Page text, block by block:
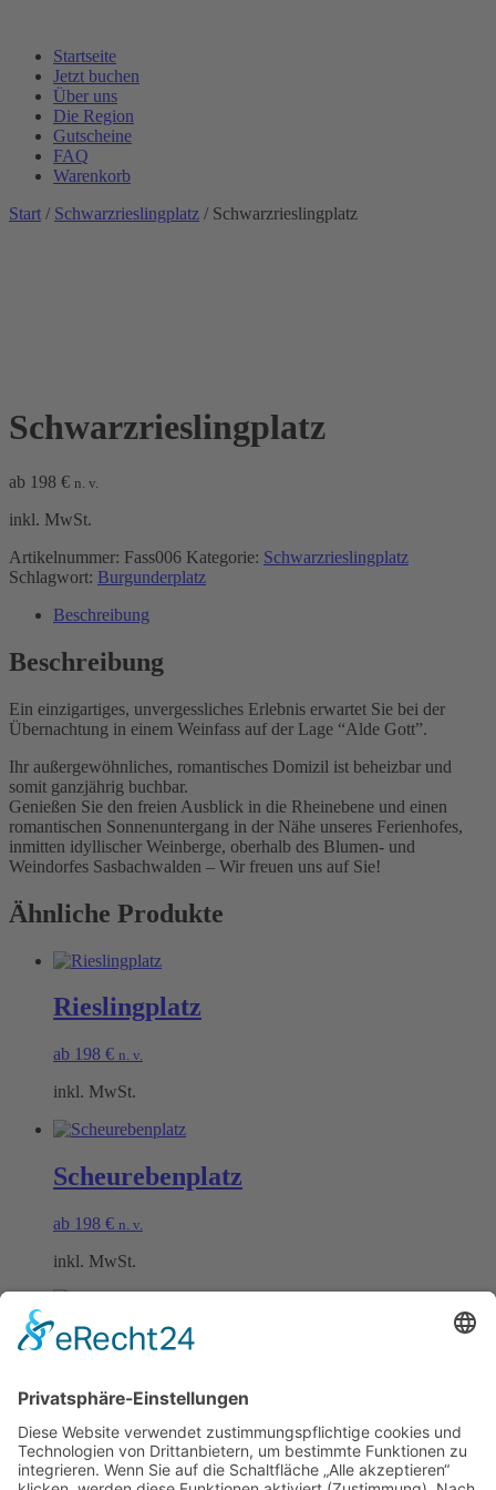
Startseite
Jetzt buchen
Über uns
Die Region
Gutscheine
FAQ
Warenkorb
Start / Schwarzrieslingplatz / Schwarzrieslingplatz
Schwarzrieslingplatz
ab 198 € n. v.
inkl. MwSt.
Artikelnummer: Fass006 Kategorie: Schwarzrieslingplatz
Schlagwort: Burgunderplatz
Beschreibung
Beschreibung
Ein einzigartiges, unvergessliches Erlebnis erwartet Sie bei der
Übernachtung in einem Weinfass auf der Lage “Alde Gott”.
Ihr außergewöhnliches, romantisches Domizil ist beheizbar und
somit ganzjährig buchbar.
Genießen Sie den freien Ausblick in die Rheinebene und einen
romantischen Sonnenuntergang in der Nähe unseres Ferienhofes,
inmitten idyllischer Weinberge, oberhalb des Blumen- und
Weindorfes Sasbachwalden – Wir freuen uns auf Sie!
Ähnliche Produkte
Rieslingplatz
ab 198 € n. v.
inkl. MwSt.
Scheurebenplatz
ab 198 € n. v.
inkl. MwSt.
Burgunderplatz
ab198€ n. v.
inkl. MwSt.
Öffnungszeiten Büro und Hofladen: